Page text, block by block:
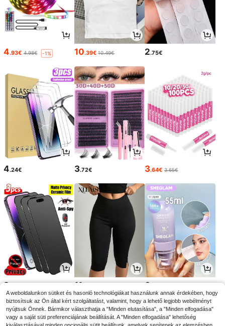
4.93€ 4.98€ -1% 10.39€ 10.49€ 2.75€
4.24€ 3.72€ 3.64€ 3.65€
3 11 6
A weboldalunkon sütiket és hasonló technológiákat használunk annak érdekében, hogy
biztosítsuk az Ön által kért szolgáltatást, valamint, hogy a lehető legjobb webélményt
nyújtsuk Önnek. Bármikor választhatja a "Minden elutasítása", a "Minden elfogadása"
vagy a saját süti preferenciájának beállítását. A "Minden elfogadása" lehetőség